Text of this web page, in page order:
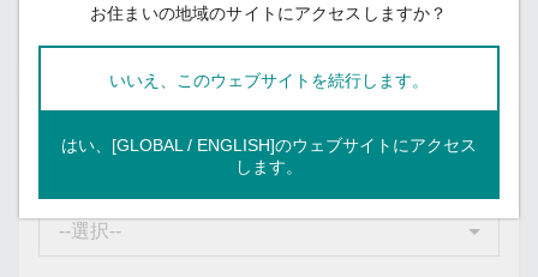
メッセージ
お住まいの地域のサイトにアクセスしますか？
いいえ、このウェブサイトを続行します。
はい、[GLOBAL / ENGLISH]のウェブサイトにアクセス
します。